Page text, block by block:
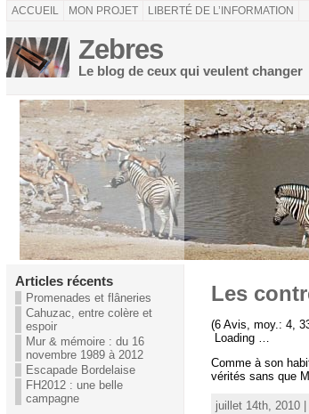
ACCUEIL MON PROJET LIBERTÉ DE L’INFORMATION
Zebres
Le blog de ceux qui veulent changer
Articles récents
Promenades et flâneries
Cahuzac, entre colère et
espoir
Mur & mémoire : du 16
novembre 1989 à 2012
Escapade Bordelaise
FH2012 : une belle
campagne
Les
(6 Avis, moy.: 4,
Loading …
Comme à son
vérités sans que
juillet 14th, 2010 |